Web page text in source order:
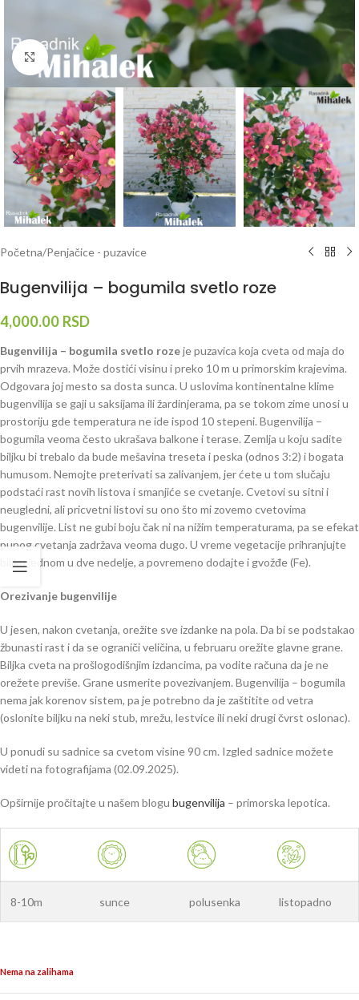
Klknite da uvećate
Početna/Penjačice - puzavice
Bugenvilija – bogumila svetlo roze
4,000.00 RSD
Bugenvilija – bogumila svetlo rozeje puzavica koja cveta od maja do
prvih mrazeva. Može dostići visinu i preko 10 m u primorskim krajevima.
Odgovara joj mesto sa dosta sunca. U uslovima kontinentalne klime
bugenvilija se gaji u saksijama ili žardinjerama, pa se tokom zime unosi u
prostoriju gde temperatura ne ide ispod 10 stepeni. Bugenvilija –
bogumila veoma često ukrašava balkone i terase. Zemlja u koju sadite
biljku bi trebalo da bude mešavina treseta i peska (odnos 3:2) i bogata
humusom. Nemojte preterivati sa zalivanjem, jer ćete u tom slučaju
podstaći rast novih listova i smanjiće se cvetanje. Cvetovi su sitni i
neugledni, ali pricvetni listovi su ono što mi zovemo cvetovima
bugenvilije. List ne gubi boju čak ni na nižim temperaturama, pa se efekat
punog cvetanja zadržava veoma dugo. U vreme vegetacije prihranjujte
biljku jednom u dve nedelje, a povremeno dodajte i gvožđe (Fe).
Orezivanje bugenvilije
U jesen, nakon cvetanja, orežite sve izdanke na pola. Da bi se podstakao
žbunasti rast i da se ograniči veličina, u februaru orežite glavne grane.
Biljka cveta na prošlogodišnjim izdancima, pa vodite računa da je ne
orežete previše. Grane usmerite povezivanjem. Bugenvilija – bogumila
nema jak korenov sistem, pa je potrebno da je zaštitite od vetra
(oslonite biljku na neki stub, mrežu, lestvice ili neki drugi čvrst oslonac).
U ponudi su sadnice sa cvetom visine 90 cm. Izgled sadnice možete
videti na fotografijama (02.09.2025).
Opširnije pročitajte u našem blogu bugenvilija – primorska lepotica.
8-10m sunce polusenka listopadno
Nema na zalihama